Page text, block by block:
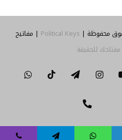
Political Keys | مفاتيح
مفتاحك للحقيقة
‫YouTubeانستقرامتيلقرام ‫TikTok
Threads
تواصل
معنا